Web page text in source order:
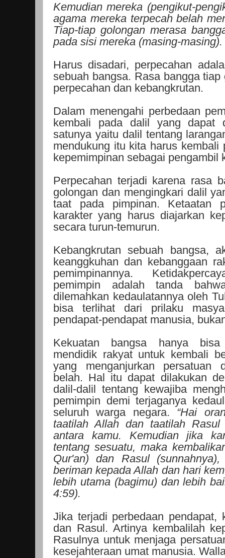
Kemudian mereka (pengikut-
agama mereka terpecah belah
Tiap-tiap golongan merasa
pada sisi mereka (masing-
Harus disadari, perpecahan
sebuah bangsa. Rasa bangga
perpecahan dan kebangkrutan.
Dalam menengahi perbedaan
kembali pada dalil yang dapat
satunya yaitu dalil tentang
mendukung itu kita harus kembali
kepemimpinan sebagai pengambil
Perpecahan terjadi karena rasa
golongan dan mengingkari dalil
taat pada pimpinan. Ketaatan
karakter yang harus diajarkan
secara turun-temurun.
Kebangkrutan sebuah bangsa,
keanggkuhan dan kebanggaan
pemimpinannya.
pemimpin adalah tanda
dilemahkan kedaulatannya oleh
bisa terlihat dari prilaku
pendapat-pendapat manusia,
Kekuatan bangsa hanya bisa
mendidik rakyat untuk kembali
yang menganjurkan persatuan
belah. Hal itu dapat dilakukan
dalil-dalil tentang kewajiba
pemimpin demi terjaganya
seluruh warga negara. “Hai
taatilah Allah dan taatilah
antara kamu. Kemudian jika
tentang sesuatu, maka
Qur'an) dan Rasul
beriman kepada Allah dan hari
lebih utama (bagimu) dan lebih
4:59).
Jika terjadi perbedaan pendapat,
dan Rasul. Artinya kembalilah
Rasulnya untuk menjaga
kesejahteraan umat manusia.